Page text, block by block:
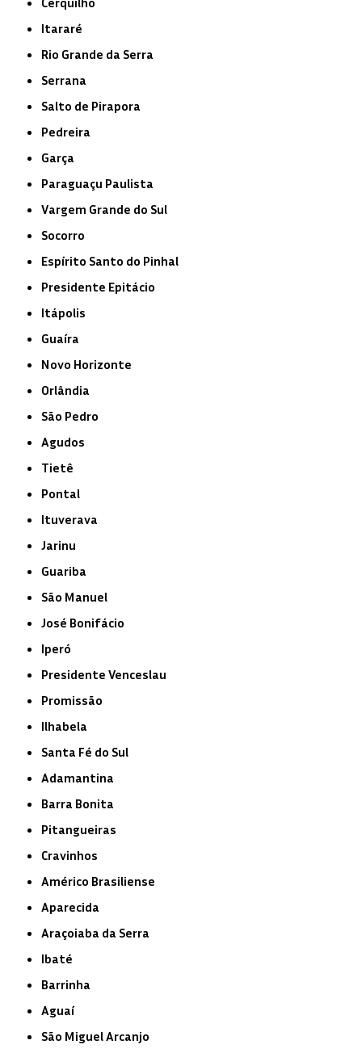
Itararé
Rio Grande da Serra
Serrana
Salto de Pirapora
Pedreira
Garça
Paraguaçu Paulista
Vargem Grande do Sul
Socorro
Espírito Santo do Pinhal
Presidente Epitácio
Itápolis
Guaíra
Novo Horizonte
Orlândia
São Pedro
Agudos
Tietê
Pontal
Ituverava
Jarinu
Guariba
São Manuel
José Bonifácio
Iperó
Presidente Venceslau
Promissão
Ilhabela
Santa Fé do Sul
Adamantina
Barra Bonita
Pitangueiras
Cravinhos
Américo Brasiliense
Aparecida
Araçoiaba da Serra
Ibaté
Barrinha
Aguaí
São Miguel Arcanjo